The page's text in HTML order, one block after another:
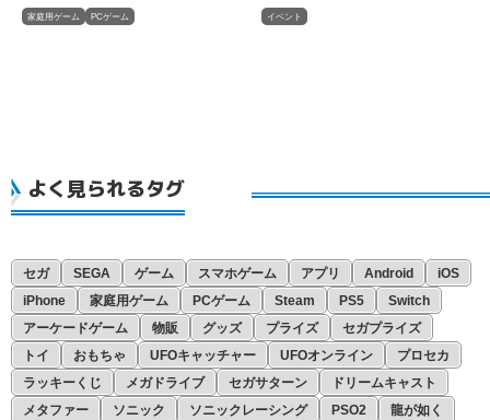
家庭用ゲーム PCゲーム イベント
よく見られるタグ
セガ SEGA ゲーム スマホゲーム アプリ Android
iOS
iPhone
家庭用ゲーム PCゲーム Steam PS5
Switch
アーケードゲーム
物販 グッズ プライズ
セガプライズ
トイ
おもちゃ UFOキャッチャー UFOオンライン
プロセカ
ラッキーくじ
メガドライブ セガサターン
ドリームキャスト
メタファー
ソニック ソニックレーシング PSO2
龍が如く